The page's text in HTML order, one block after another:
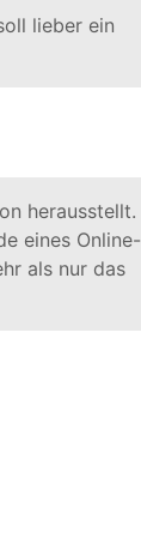
lieber ein
herausstellt.
eines Online-
als nur das